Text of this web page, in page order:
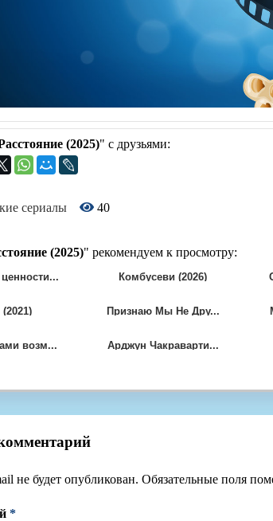
(2025)" с друзьями:
сериалы 40
(2025)" рекомендуем к просмотру:
Комбусеви (2026)
(2021) Признаю Мы Не Дру...
возм... Арджун Чакраварти...
не будет опубликован. Обязательные поля
*